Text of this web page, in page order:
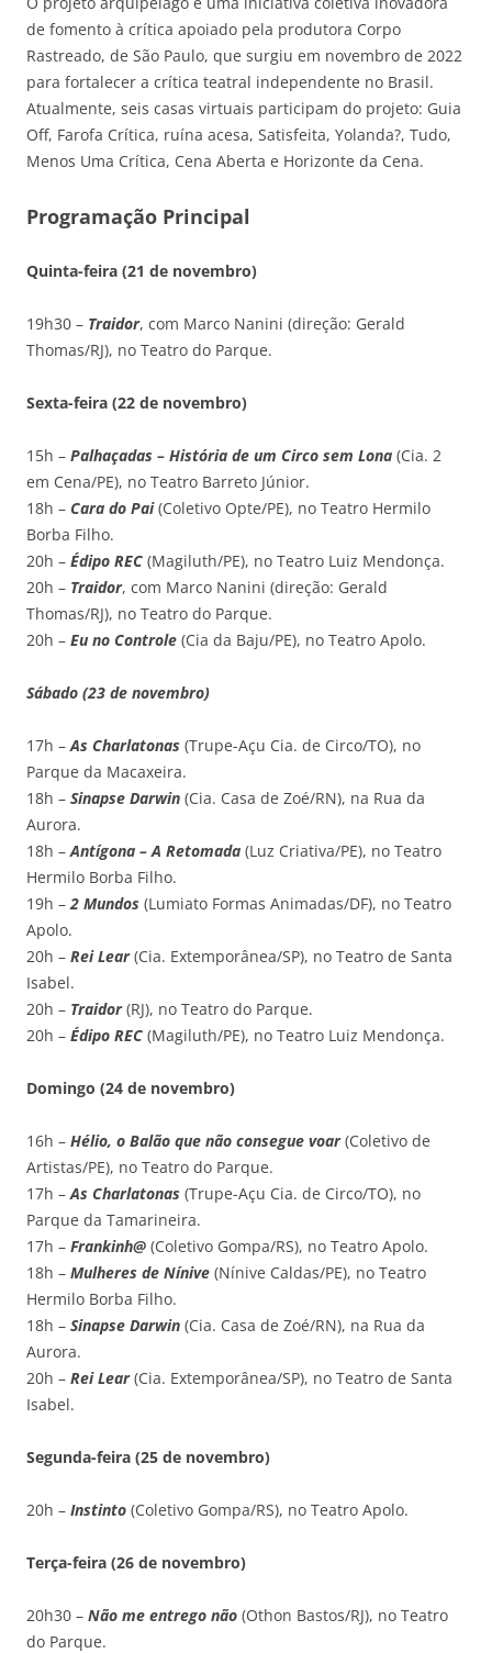
de fomento à crítica apoiado pela produtora Corpo
Rastreado, de São Paulo, que surgiu em novembro de 2022
para fortalecer a crítica teatral independente no Brasil.
Atualmente, seis casas virtuais participam do projeto: Guia
Off, Farofa Crítica, ruína acesa, Satisfeita, Yolanda?, Tudo,
Menos Uma Crítica, Cena Aberta e Horizonte da Cena.
Programação Principal
Quinta-feira (21 de novembro)
19h30 – Traidor, com Marco Nanini (direção: Gerald
Thomas/RJ), no Teatro do Parque.
Sexta-feira (22 de novembro)
15h – Palhaçadas – História de um Circo sem Lona (Cia. 2
em Cena/PE), no Teatro Barreto Júnior.
18h – Cara do Pai(Coletivo Opte/PE), no Teatro Hermilo
Borba Filho.
20h – Édipo REC (Magiluth/PE), no Teatro Luiz Mendonça.
20h – Traidor, com Marco Nanini (direção: Gerald
Thomas/RJ), no Teatro do Parque.
20h – Eu no Controle (Cia da Baju/PE), no Teatro Apolo.
Sábado (23 de novembro)
17h –As Charlatonas (Trupe-Açu Cia. de Circo/TO), no
Parque da Macaxeira.
18h – Sinapse Darwin (Cia. Casa de Zoé/RN), na Rua da
Aurora.
18h –Antígona – A Retomada (Luz Criativa/PE), no Teatro
Hermilo Borba Filho.
19h –2 Mundos (Lumiato Formas Animadas/DF), no Teatro
Apolo.
20h – Rei Lear (Cia. Extemporânea/SP), no Teatro de Santa
Isabel.
20h – Traidor (RJ), no Teatro do Parque.
20h – Édipo REC (Magiluth/PE), no Teatro Luiz Mendonça.
Domingo (24 de novembro)
16h – Hélio, o Balão que não consegue voar(Coletivo de
Artistas/PE), no Teatro do Parque.
17h –As Charlatonas (Trupe-Açu Cia. de Circo/TO), no
Parque da Tamarineira.
17h – Frankinh@ (Coletivo Gompa/RS), no Teatro Apolo.
18h – Mulheres de Nínive (Nínive Caldas/PE), no Teatro
Hermilo Borba Filho.
18h – Sinapse Darwin (Cia. Casa de Zoé/RN), na Rua da
Aurora.
20h – Rei Lear(Cia. Extemporânea/SP), no Teatro de Santa
Isabel.
Segunda-feira (25 de novembro)
20h – Instinto (Coletivo Gompa/RS), no Teatro Apolo.
Terça-feira (26 de novembro)
20h30 – Não me entrego não (Othon Bastos/RJ), no Teatro
do Parque.